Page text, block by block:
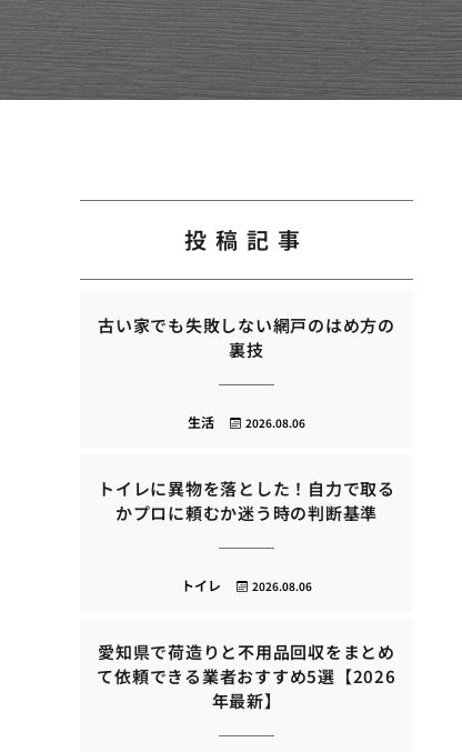
投稿記事
古い家でも失敗しない網戸のはめ方の
裏技
2026.08.06
生活
トイレに異物を落とした！自力で取る
かプロに頼むか迷う時の判断基準
2026.08.06
トイレ
愛知県で荷造りと不用品回収をまとめ
て依頼できる業者おすすめ5選【2026
年最新】